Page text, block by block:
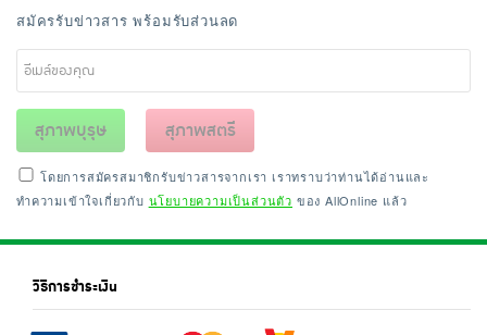
สมัครรับข่าวสาร พร้อมรับส่วนลด
สุภาพบุรุษ สุภาพสตรี
โดยการสมัครสมาชิกรับข่าวสารจากเรา เราทราบว่าท่านได้อ่านและ
ทำความเข้าใจเกี่ยวกับ นโยบายความเป็นส่วนตัว ของ AllOnline แล้ว
วิธีการชำระเงิน